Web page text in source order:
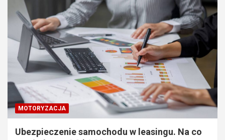
MOTORYZACJA
Ubezpieczenie samochodu w leasingu. Na co